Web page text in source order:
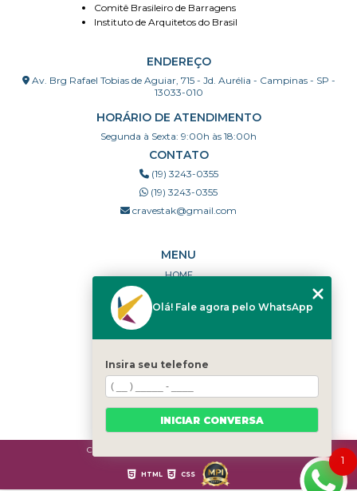
Comitê Brasileiro de Barragens
Instituto de Arquitetos do Brasil
ENDEREÇO
Av. Brg Rafael Tobias de Aguiar, 715 - Jd. Aurélia - Campinas - SP -
13033-010
HORÁRIO DE ATENDIMENTO
Segunda à Sexta: 9:00h às 18:00h
CONTATO
(19) 3243-0355
(19) 3243-0355
cravestak@gmail.com
MENU
HOME
PORTFÓLIO
DÚVIDAS FREQUENTES
CATEGORIAS
MAPA DO SITE
Copyright © Cravestak. (Lei 9610 de 19/02/1998)
HTML CSS
1
Olá! Fale agora pelo WhatsApp
Insira seu telefone
INICIAR CONVERSA